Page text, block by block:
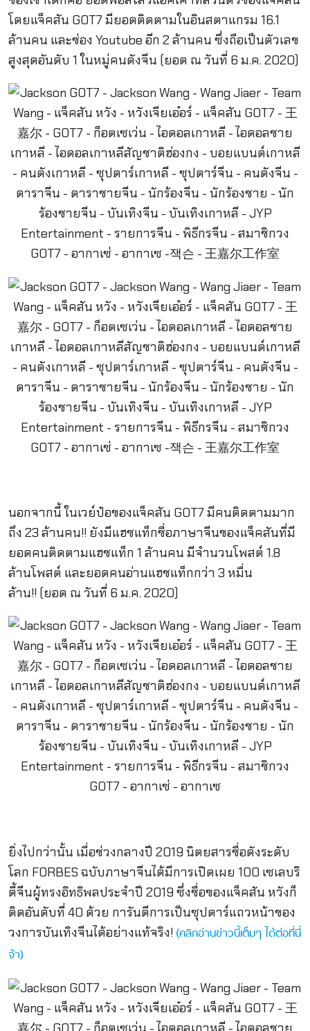
โดยแจ็คสัน GOT7 มียอดติดตามในอินสตาแกรม 16.1
ล้านคน และช่อง Youtube อีก 2 ล้านคน ซึ่งถือเป็นตัวเลข
สูงสุดอันดับ 1 ในหมู่คนดังจีน (ยอด ณ วันที่ 6 ม.ค. 2020)
นอกจากนี้ ในเวย์ป๋อของแจ็คสัน GOT7 มีคนติดตามมาก
ถึง 23 ล้านคน!! ยังมีแฮชแท็กชื่อภาษาจีนของแจ็คสันที่มี
ยอดคนติดตามแฮชแท็ก 1 ล้านคน มีจำนวนโพสต์ 1.8
ล้านโพสต์ และยอดคนอ่านแฮชแท็กกว่า 3 หมื่น
ล้าน!! (ยอด ณ วันที่ 6 ม.ค. 2020)
ยิ่งไปกว่านั้น เมื่อช่วงกลางปี 2019 นิตยสารชื่อดังระดับ
โลก FORBES ฉบับภาษาจีนได้มีการเปิดเผย 100 เซเลบริ
ตี้จีนผู้ทรงอิทธิพลประจำปี 2019 ซึ่งชื่อของแจ็คสัน หวังก็
ติดอันดับที่ 40 ด้วย การันตีการเป็นซุปตาร์แถวหน้าของ
วงการบันเทิงจีนได้อย่างแท้จริง! (คลิกอ่านข่าวนี้เต็มๆ ได้ต่อที่นี่
จ้า)